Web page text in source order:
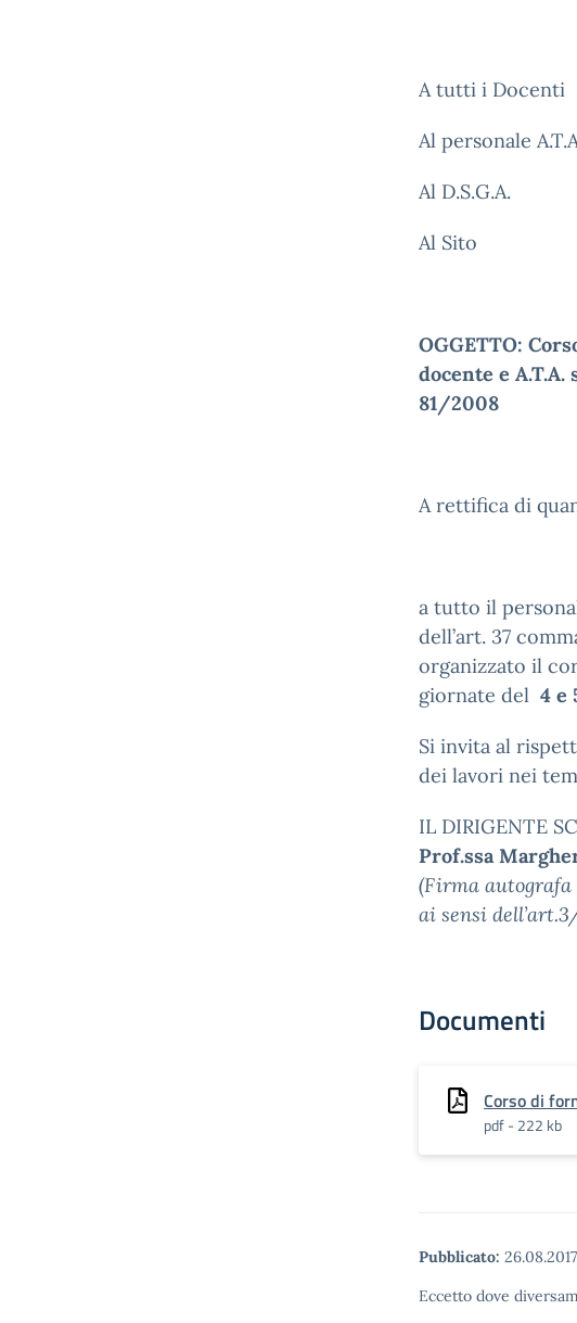
A tutti i Docenti
Al personale
Al D.S.G.A.
Al Sito
OGGETTO:
docente e
81/2008
A rettifica di
a tutto il
dell’art. 37
organizzato il
giornate del 4 e
Si invita al
dei lavori nei
IL DIRIGENTE
Prof.ssa
(Firma
ai sensi
Documenti
Corso di
pdf - 222 kb
Pubblicato: 26.08.2017
Eccetto dove